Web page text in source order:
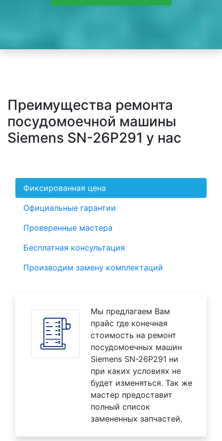
Преимущества ремонта
посудомоечной машины
Siemens SN-26P291 у нас
Фиксированная цена
Официальные гарантии
Проверенные мастера
Бесплатная консультация
Производим замену комплектаций
Мы предлагаем Вам
прайс где конечная
стоимость на ремонт
посудомоечных машин
Siemens SN-26P291 ни
при каких условиях не
будет изменяться. Так же
мастер предоставит
полный список
замененных запчастей.